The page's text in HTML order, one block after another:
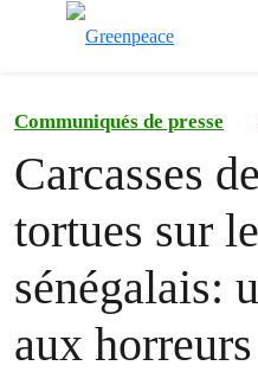
Communiqués de presse
Carcasses
tortues sur
sénégalais:
aux